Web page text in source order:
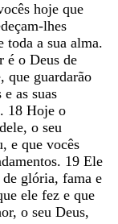
hoje que
lhes
toda a sua alma.
é o Deus de
, que guardarão
e as suas
. 18 Hoje o
dele, o seu
, e que vocês
. 19 Ele
de glória, fama e
ele fez e que
, o seu Deus,